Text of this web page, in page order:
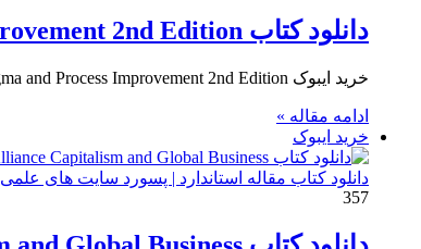
دانلود کتاب An Introduction to Six Sigma and Process Improvement 2nd Edition
خرید ایبوک An Introduction to Six Sigma and Process Improvement 2nd Edition برای دانلود ایبوک An Introduction to Six Sigma…
ادامه مقاله »
خرید ایبوک
دانلود کتاب مقاله استاندارد | پسورد سایت های علمی
357